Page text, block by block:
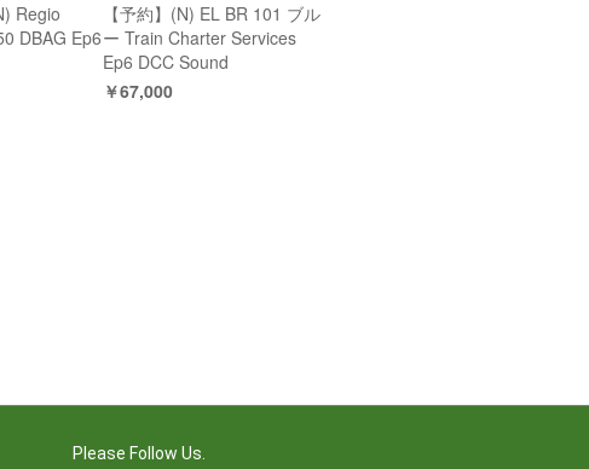
Regio
DBAG Ep6
【予約】(N) EL BR 101 ブル
ー Train Charter Services
Ep6 DCC Sound
￥67,000
Please Follow Us.